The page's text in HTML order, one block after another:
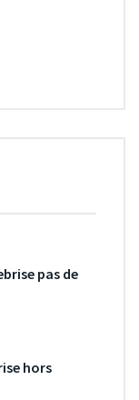
pas de
hors